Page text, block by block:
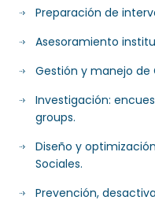
Preparación de
Asesoramiento
Gestión y manejo de
Investigación:
groups.
Diseño y
Sociales.
Prevención,